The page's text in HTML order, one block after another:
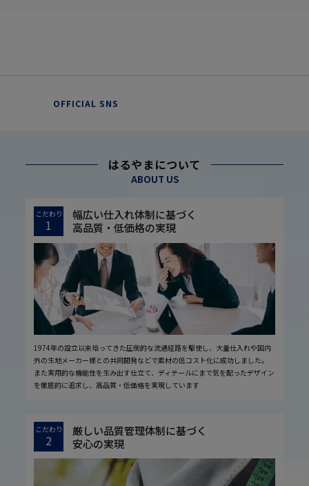
OFFICIAL SNS
はるやまについて
ABOUT US
こだわり
1
幅広い仕入れ体制に基づく
高品質・低価格の実現
1974年の設立以来培ってきた圧倒的な流通経路を駆使し、大量仕入れや国内
外の生地メーカー様との共同開発などで素材の低コスト化に成功しました。
また実用的な機能性を生み出す仕立て、ディテールにまで気を配ったデザイン
を徹底的に追求し、高品質・低価格を実現しています
こだわり
2
厳しい品質管理体制に基づく
安心の実現